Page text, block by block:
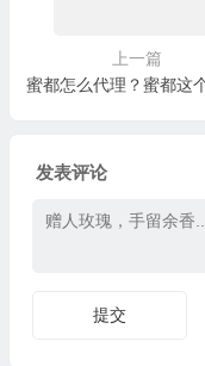
上一篇
发表评论